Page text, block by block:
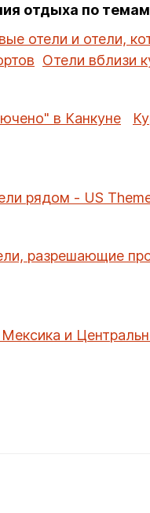
отдыха по темам
отели и отели,
Отели вблизи
в Канкуне
рядом - US
разрешающие
и